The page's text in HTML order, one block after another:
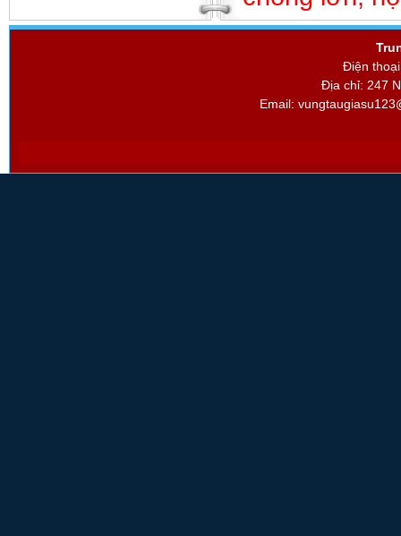
Điện
Địa chỉ: 247
Email: